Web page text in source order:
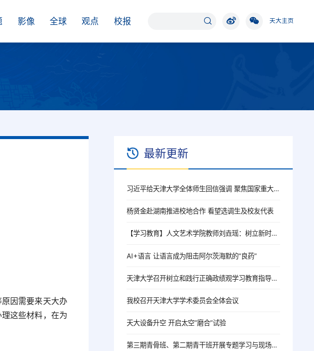
影像 全球 观点 校报 天大主页
因需要来天大办
这些材料，在为
最新更新
习近平给天津大学全体师生回信强调 聚焦国家重大战略需求提高人才培养质量 更好服务经济社会发展
杨贤金赴湖南推进校地合作 看望选调生及校友代表
【学习教育】人文艺术学院教师刘垚瑶：树立新时代高校党员教师的正确政绩观
AI+语言 让语言成为阻击阿尔茨海默的“良药”
天津大学召开树立和践行正确政绩观学习教育指导督导工作推进会
我校召开天津大学学术委员会全体会议
天大设备升空 开启太空“磨合”试验
第三期青骨班、第二期青干班开展专题学习与现场教学活动